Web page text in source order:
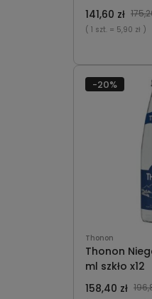
141,60 zł
( 1 szt. = 5,90 zł )
Thonon
Thonon
ml szkło x12
158,40 zł
-20%